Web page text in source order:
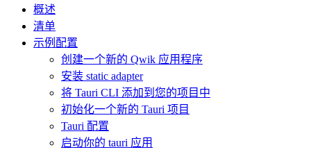
概述
清单
示例配置
创建一个新的 Qwik 应用程序
安装 static adapter
将 Tauri CLI 添加到您的项目中
初始化一个新的 Tauri 项目
Tauri 配置
启动你的 tauri 应用